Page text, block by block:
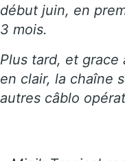
début juin, en
3 mois.
Plus tard, et
en clair, la chaîne
autres câblo